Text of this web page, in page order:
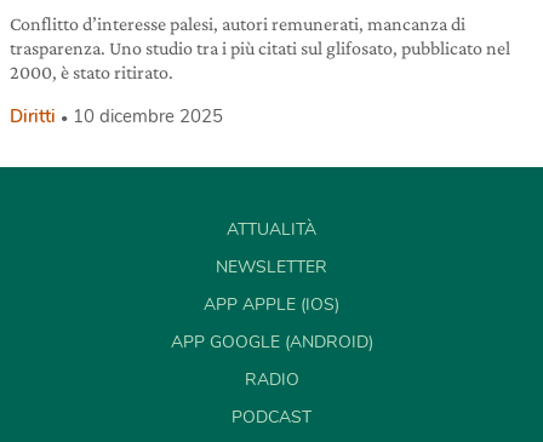
Conflitto d’interesse palesi, autori remunerati, mancanza di
trasparenza. Uno studio tra i più citati sul glifosato, pubblicato nel
2000, è stato ritirato.
Diritti 10 dicembre 2025
ATTUALITÀ
NEWSLETTER
APP APPLE (IOS)
APP GOOGLE (ANDROID)
RADIO
PODCAST